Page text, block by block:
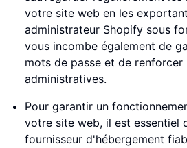
votre site web en les
administrateur Shopify sous
vous incombe également de
mots de passe et de
administratives.
Pour garantir un
votre site web, il est essentiel
fournisseur d'hébergement